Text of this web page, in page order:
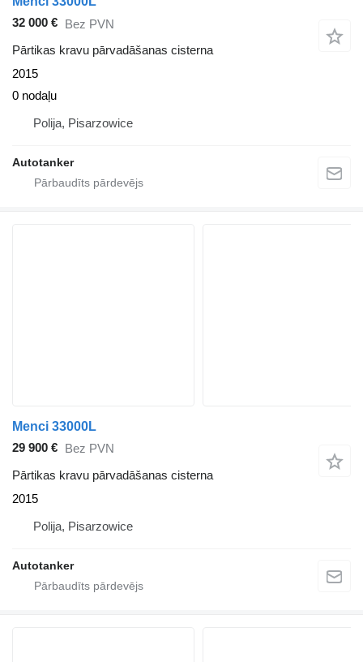
32 000 € Bez PVN
Pārtikas kravu pārvadāšanas cisterna
2015
0 nodaļu
Polija, Pisarzowice
Autotanker
Menci 33000L
29 900 € Bez PVN
Pārtikas kravu pārvadāšanas cisterna
2015
Polija, Pisarzowice
Autotanker